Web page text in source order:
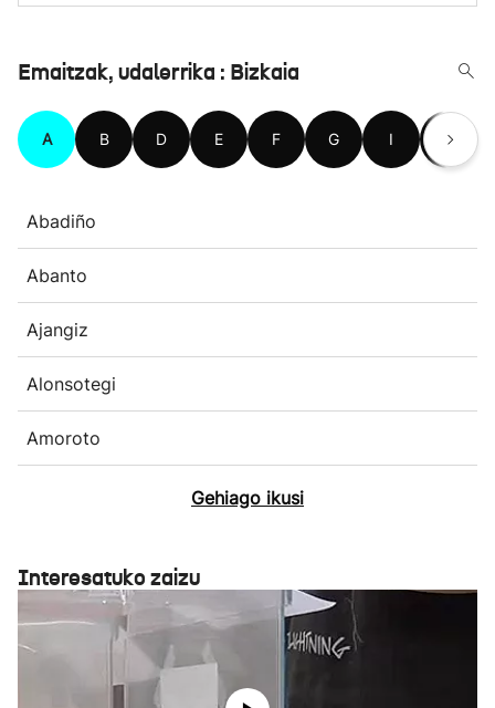
Emaitzak, udalerrika : Bizkaia
A B D E F G I J
Abadiño
Abanto
Ajangiz
Alonsotegi
Amoroto
Gehiago ikusi
Interesatuko zaizu